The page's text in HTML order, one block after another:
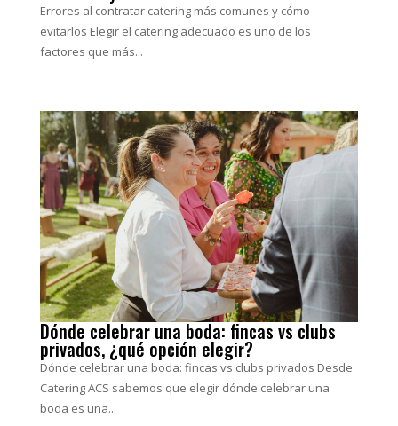
Errores al contratar catering más comunes y cómo
evitarlos Elegir el catering adecuado es uno de los
factores que más...
Dónde celebrar una boda: fincas vs clubs
privados, ¿qué opción elegir?
Dónde celebrar una boda: fincas vs clubs privados Desde
Catering ACS sabemos que elegir dónde celebrar una
boda es una...